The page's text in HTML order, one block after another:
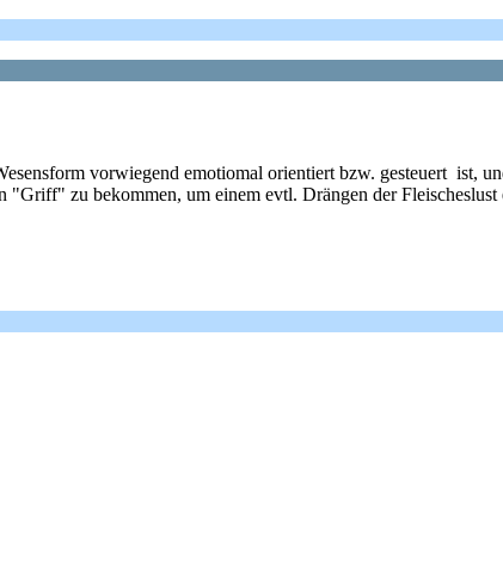
vorwiegend emotiomal orientiert bzw. gesteuert ist,
zu bekommen, um einem evtl. Drängen der